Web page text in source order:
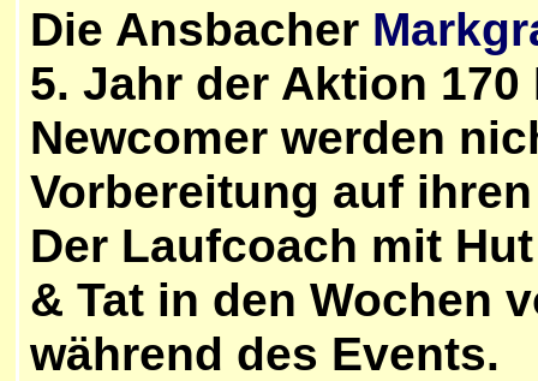
Die Ansbacher
5. Jahr der Aktion 170
Newcomer werden
Vorbereitung auf
Der Laufcoach mit
& Tat in den Wochen
während des Events.